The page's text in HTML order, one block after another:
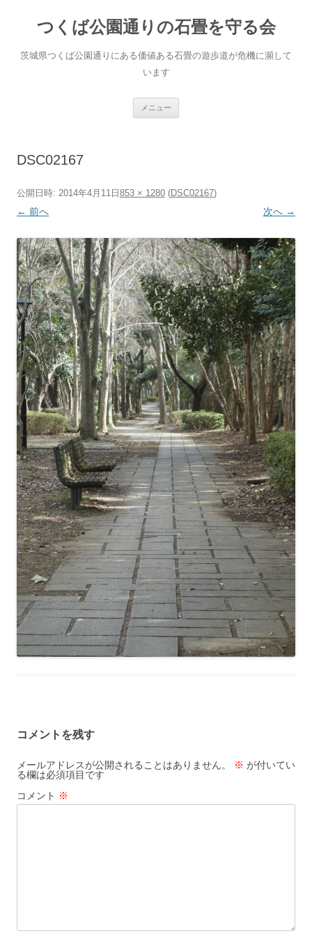
へ
ス
つくば公園通りの石畳を守る会
茨城県つくば公園通りにある価値ある石畳の遊歩道が危機に瀕して
います
メニュー
DSC02167
公開日時: 2014年4月11日 853 × 1280 (DSC02167)
← 前へ 次へ →
コメントを残す
メールアドレスが公開されることはありません。 ※ が付いてい
る欄は必須項目です
コメント ※